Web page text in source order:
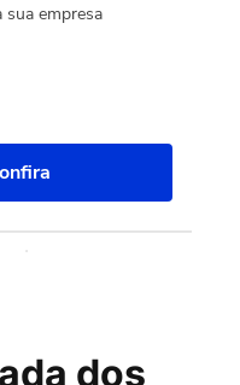
sua empresa
dos